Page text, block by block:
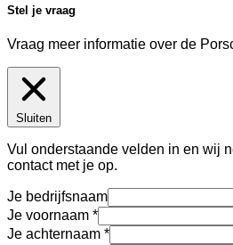
Stel je vraag
Vraag meer informatie over de
Sluiten
Vul onderstaande velden in en wij
contact met je op.
Je bedrijfsnaam
Je voornaam
Je achternaam